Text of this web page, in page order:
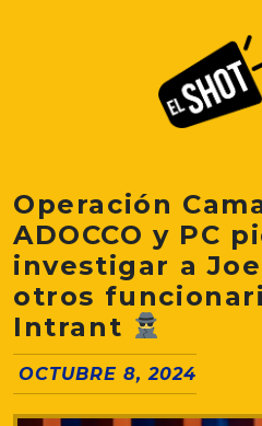
Operación
ADOCCO y PC
investigar a
otros
Intrant
OCTUBRE 8, 2024